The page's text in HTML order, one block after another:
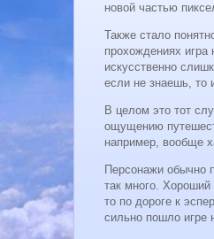
новой частью
Также стало
прохождениях игра
искусственно
если не знаешь, то
В целом это тот
ощущению
например, вообще
Персонажи обычно
так много. Хороший
то по дороге к
сильно пошло игре